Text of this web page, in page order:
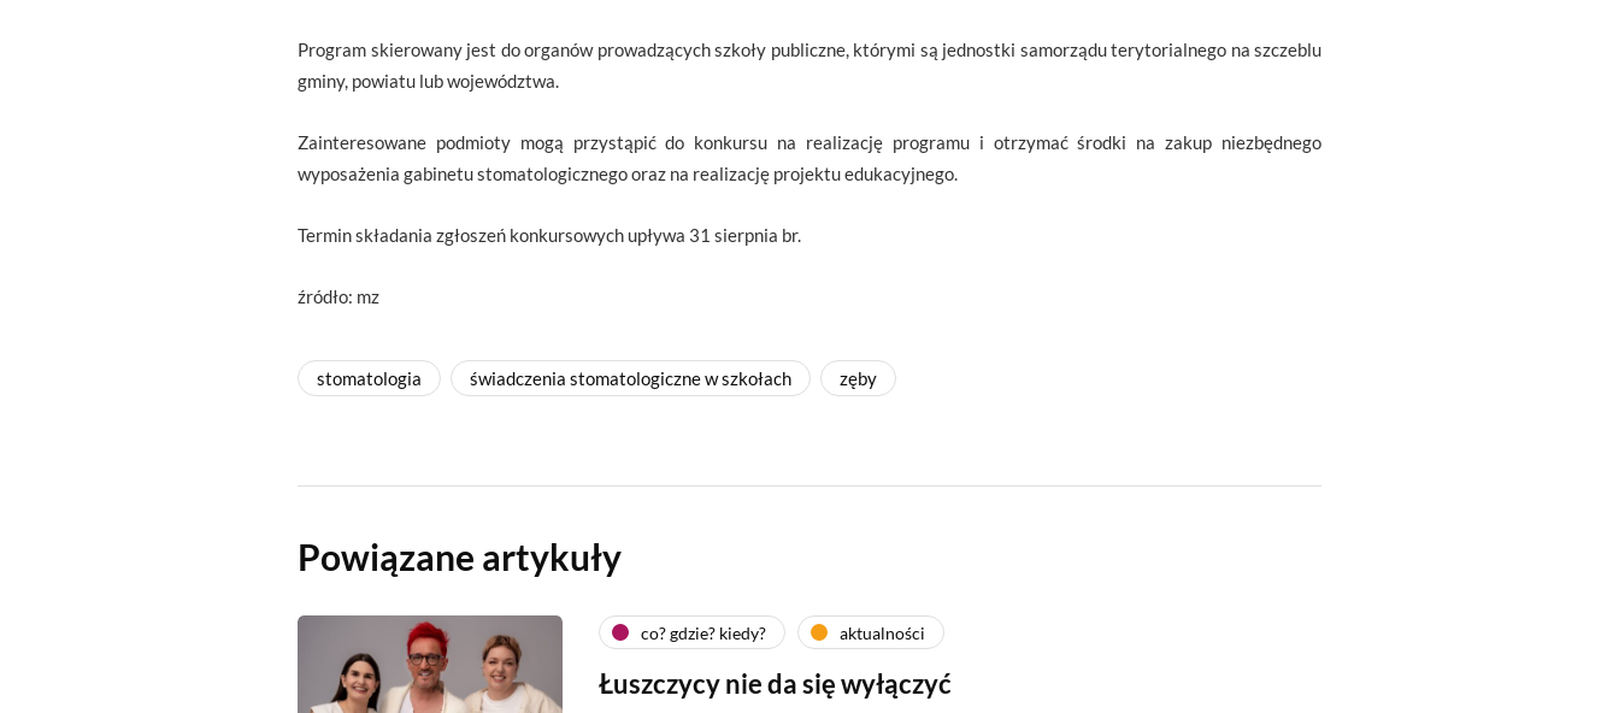
Program skierowany jest do organów prowadzących szkoły publiczne, którymi są jednostki samorządu terytorialnego na szczeblu
gminy, powiatu lub województwa.
Zainteresowane podmioty mogą przystąpić do konkursu na realizację programu i otrzymać środki na zakup niezbędnego
wyposażenia gabinetu stomatologicznego oraz na realizację projektu edukacyjnego.
Termin składania zgłoszeń konkursowych upływa 31 sierpnia br.
źródło: mz
stomatologia świadczenia stomatologiczne w szkołach zęby
Powiązane artykuły
co? gdzie? kiedy? aktualności
Łuszczycy nie da się wyłączyć